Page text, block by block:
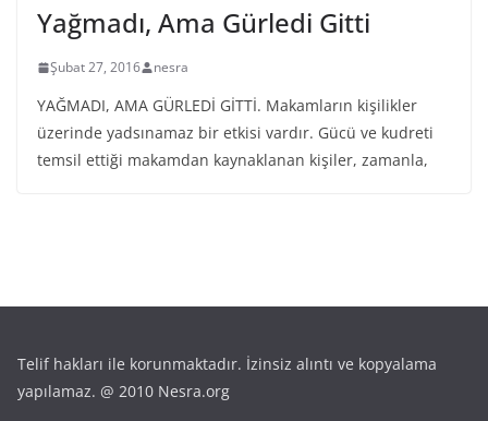
Yağmadı, Ama Gürledi Gitti
Şubat 27, 2016 nesra
YAĞMADI, AMA GÜRLEDİ GİTTİ. Makamların kişilikler
üzerinde yadsınamaz bir etkisi vardır. Gücü ve kudreti
temsil ettiği makamdan kaynaklanan kişiler, zamanla,
Telif hakları ile korunmaktadır. İzinsiz alıntı ve kopyalama
yapılamaz. @ 2010 Nesra.org